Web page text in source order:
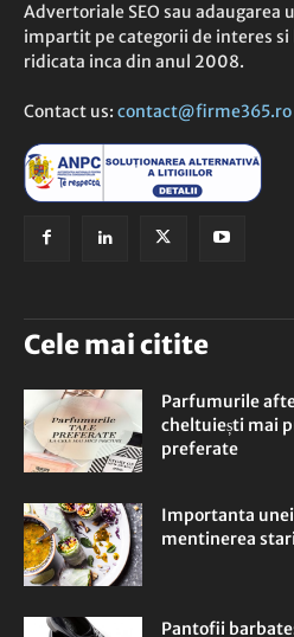
Advertoriale SEO sau adaugarea
impartit pe categorii de interes
ridicata inca din anul 2008.
Contact us: contact@firme365.ro
Cele mai citite
Parfumurile
cheltuiești mai
preferate
Importanta
mentinerea
Pantofii